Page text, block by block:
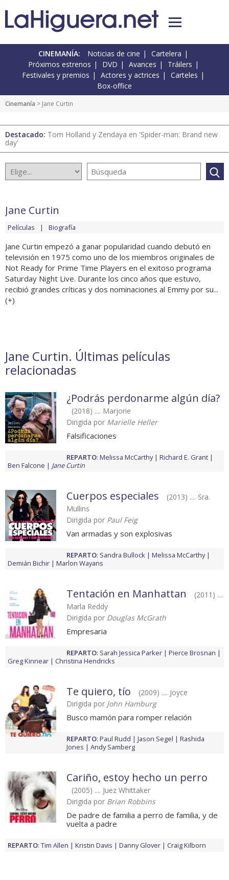
CINEMANÍA: Noticias de cine
Cartelera
Próximos estrenos
DVD Avances
Tráilers
Festivales y premios
Actores y actrices
Carteles
Box-office
Cinemanía > Jane Curtin
Destacado: Tom Holland y Zendaya en 'Spider-man: Brand new
day'
Jane Curtin
Películas Biografía
Jane Curtin empezó a ganar popularidad cuando debutó en
televisión en 1975 como uno de los miembros originales de
Not Ready for Prime Time Players en el exitoso programa
Saturday Night Live. Durante los cinco años que estuvo,
recibió grandes críticas y dos nominaciones al Emmy por su...
(+)
Jane Curtin. Últimas películas
relacionadas
¿Podrás perdonarme algún día?
(2018) .... Marjorie
Dirigida por Marielle Heller
Falsificaciones
REPARTO: Melissa McCarthy
Richard E. Grant
Ben Falcone
Jane Curtin
Cuerpos especiales
(2013) .... Sra.
Mullins
Dirigida por Paul Feig
Van armadas y son explosivas
REPARTO: Sandra Bullock
Melissa McCarthy
Demián Bichir
Marlon Wayans
Tentación en Manhattan
(2011) ....
Marla Reddy
Dirigida por Douglas McGrath
Empresaria
REPARTO: Sarah Jessica Parker
Pierce Brosnan
Greg Kinnear
Christina Hendricks
Te quiero, tío
(2009) .... Joyce
Dirigida por John Hamburg
Busco mamón para romper relación
REPARTO: Paul Rudd Jason Segel
Rashida
Jones
Andy Samberg
Cariño, estoy hecho un perro
(2005) .... Juez Whittaker
Dirigida por Brian Robbins
De padre de familia a perro de familia, y de
vuelta a padre
REPARTO: Tim Allen Kristin Davis Danny Glover Craig Kilborn